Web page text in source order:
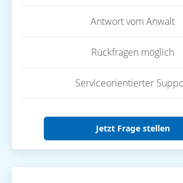
Antwort vom Anwalt
Rückfragen möglich
Serviceorientierter
Jetzt Frage stellen